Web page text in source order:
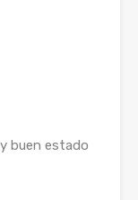
buen estado